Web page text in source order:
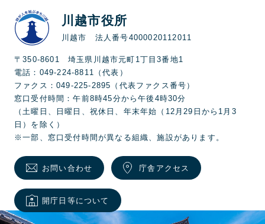
川越市役所
川越市 法人番号4000020112011
〒350-8601 埼玉県川越市元町1丁目3番地1
電話：049-224-8811（代表）
ファクス：049-225-2895（代表ファクス番号）
窓口受付時間：午前8時45分から午後4時30分
（土曜日、日曜日、祝休日、年末年始（12月29日から1月3
日）を除く）
※一部、窓口受付時間が異なる組織、施設があります。
お問い合わせ 庁舎アクセス
開庁日等について